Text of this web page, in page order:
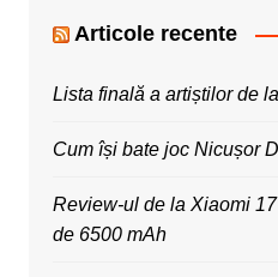
Articole recente
Lista finală a artiștilor de
Cum își bate joc Nicușor
Review-ul de la Xiaomi
de 6500 mAh